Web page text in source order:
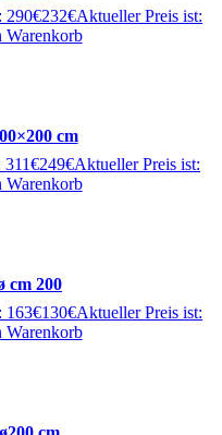
290€232€Aktueller Preis ist:
Warenkorb
cm
311€249€Aktueller Preis ist:
Warenkorb
cm 200
163€130€Aktueller Preis ist:
Warenkorb